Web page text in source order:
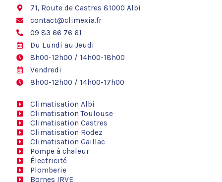
71, Route de Castres 81000 Albi
contact@climexia.fr
09 83 66 76 61
Du Lundi au Jeudi
8h00-12h00 / 14h00-18h00
Vendredi
8h00-12h00 / 14h00-17h00
Climatisation Albi
Climatisation Toulouse
Climatisation Castres
Climatisation Rodez
Climatisation Gaillac
Pompe à chaleur
Électricité
Plomberie
Bornes IRVE